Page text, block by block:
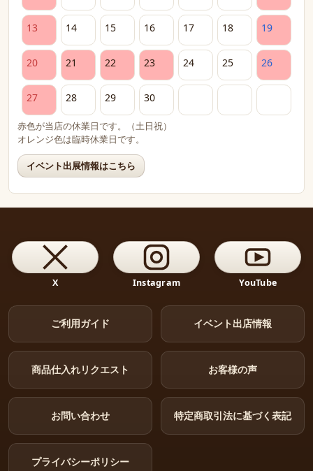
13 14 15 16 17 18 19
20 21 22 23 24 25 26
27 28 29 30
赤色が当店の休業日です。（土日祝）
オレンジ色は臨時休業日です。
イベント出展情報はこちら
X Instagram YouTube
ご利用ガイド イベント出店情報
商品仕入れリクエスト お客様の声
お問い合わせ 特定商取引法に基づく表記
プライバシーポリシー